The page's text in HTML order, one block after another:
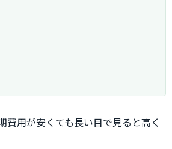
用が安くても長い目で見ると高く